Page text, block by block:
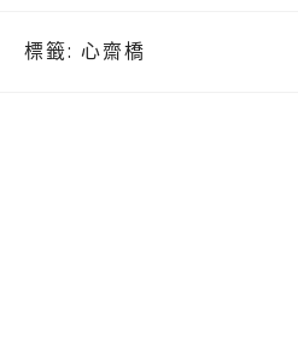
標籤: 心齋橋